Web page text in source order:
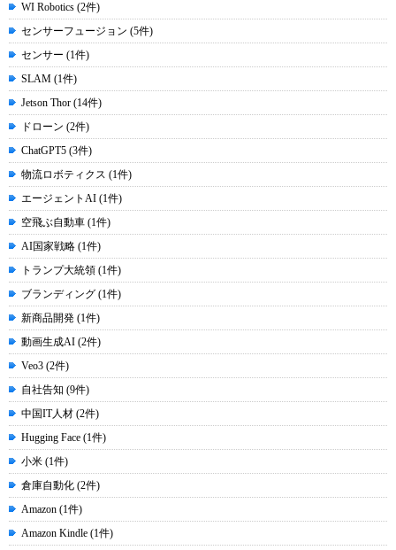
WI Robotics (2件)
センサーフュージョン (5件)
センサー (1件)
SLAM (1件)
Jetson Thor (14件)
ドローン (2件)
ChatGPT5 (3件)
物流ロボティクス (1件)
エージェントAI (1件)
空飛ぶ自動車 (1件)
AI国家戦略 (1件)
トランプ大統領 (1件)
ブランディング (1件)
新商品開発 (1件)
動画生成AI (2件)
Veo3 (2件)
自社告知 (9件)
中国IT人材 (2件)
Hugging Face (1件)
小米 (1件)
倉庫自動化 (2件)
Amazon (1件)
Amazon Kindle (1件)